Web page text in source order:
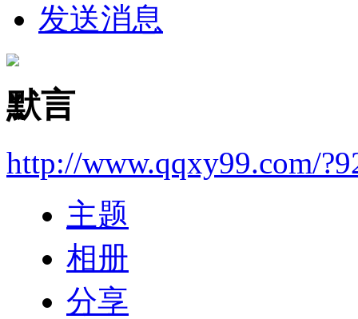
发送消息
默言
http://www.qqxy99.com/
主题
相册
分享